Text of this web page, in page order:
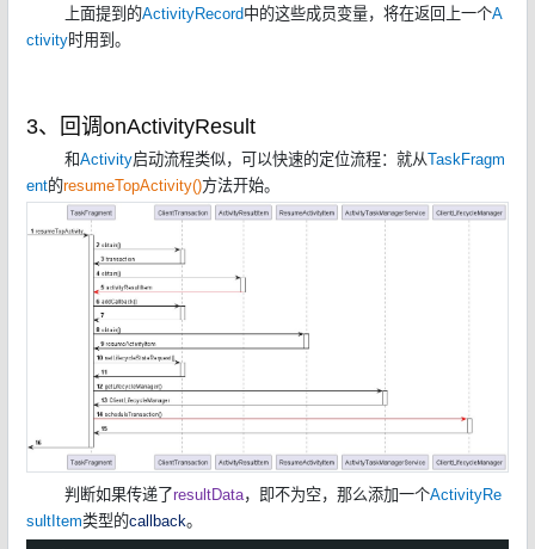
上面提到的ActivityRecord中的这些成员变量，将在返回上一个A
ctivity时用到。
3、回调onActivityResult
和Activity启动流程类似，可以快速的定位流程：就从TaskFragm
ent的resumeTopActivity()方法开始。
判断如果传递了resultData，即不为空，那么添加一个ActivityRe
sultItem类型的callback。